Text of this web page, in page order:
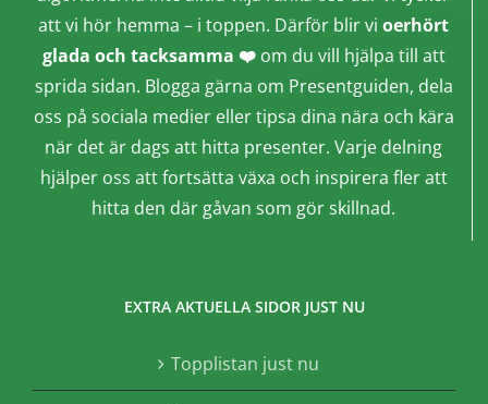
att vi hör hemma – i toppen. Därför blir vi oerhört
glada och tacksamma ❤️om du vill hjälpa till att
sprida sidan. Blogga gärna om Presentguiden, dela
oss på sociala medier eller tipsa dina nära och kära
när det är dags att hitta presenter. Varje delning
hjälper oss att fortsätta växa och inspirera fler att
hitta den där gåvan som gör skillnad.
EXTRA AKTUELLA SIDOR JUST NU
Topplistan just nu